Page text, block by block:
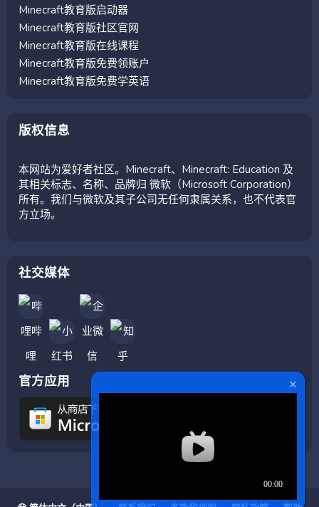
Minecraft教育版启动器
Minecraft教育版社区官网
Minecraft教育版在线课程
Minecraft教育版免费领账户
Minecraft教育版免费学英语
版权信息
本网站为爱好者社区。Minecraft、Minecraft: Education 及
其相关标志、名称、品牌归 微软（Microsoft Corporation）
所有。我们与微软及其子公司无任何隶属关系，也不代表官
方立场。
社交媒体
官方应用